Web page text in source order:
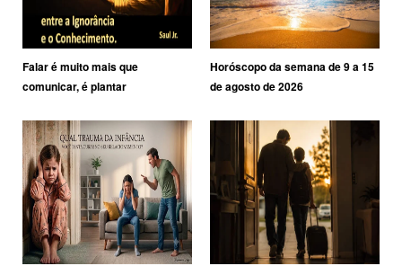
Falar é muito mais que
comunicar, é plantar
Horóscopo da semana de 9 a 15
de agosto de 2026